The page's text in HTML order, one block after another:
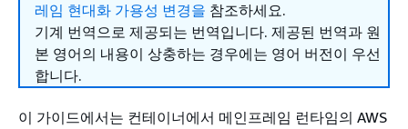
레임 현대화 가용성 변경을 참조하세요.
기계 번역으로 제공되는 번역입니다. 제공된 번역과 원
본 영어의 내용이 상충하는 경우에는 영어 버전이 우선
합니다.
이 가이드에서는 컨테이너에서 메인프레임 런타임의 AWS